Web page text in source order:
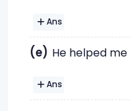
Ans
(e) He helped me
Ans